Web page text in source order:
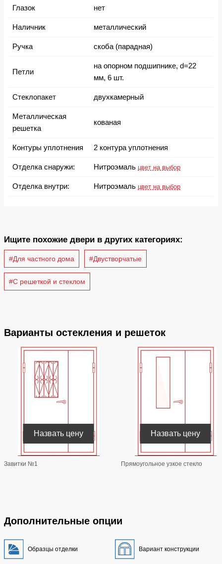
Глазок нет
Наличник металлический
Ручка скоба (парадная)
Петли
на опорном подшипнике, d=22
мм, 6 шт.
Стеклопакет двухкамерный
Металлическая
решетка
кованая
Контуры уплотнения 2 контура уплотнения
Отделка снаружи: Нитроэмаль цвет на выбор
Отделка внутри: Нитроэмаль цвет на выбор
Ищите похожие двери в других категориях:
#Для частного дома #Двустворчатые
#С решеткой и стеклом
Варианты остекления и решеток
Завитки №1
Назвать цену
Прямоугольное узкое стекло
Назвать цену
Дополнительные опции
Образцы отделки Вариант конструкции